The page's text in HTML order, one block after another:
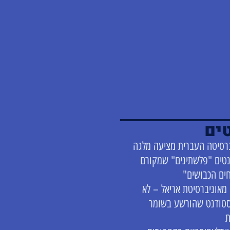
העברית מציעה מלגה
"פלשתינים" שמקורם
הכבושים"
אריאל – לא
שהורשע בשומר